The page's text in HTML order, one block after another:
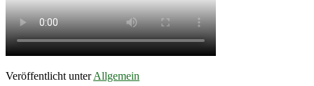
Veröffentlicht unterAllgemein